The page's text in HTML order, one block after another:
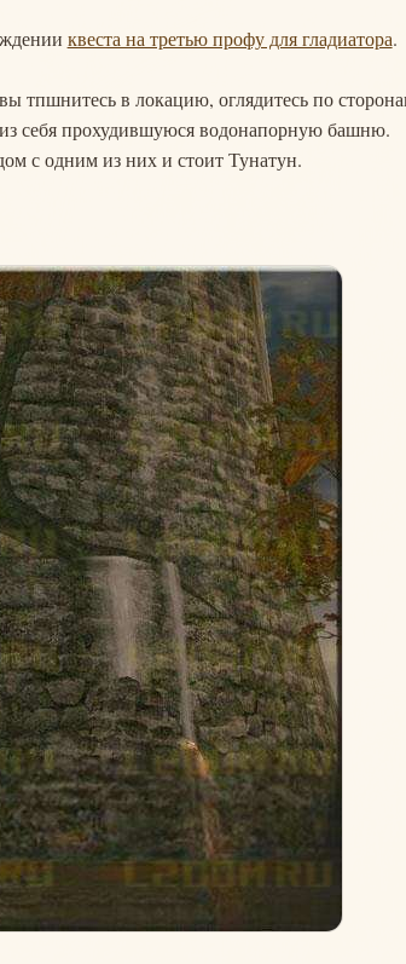
квеста на третью профу для гладиатора.
тпшнитесь в локацию, оглядитесь по
из себя прохудившуюся водонапорную башню.
с одним из них и стоит Тунатун.